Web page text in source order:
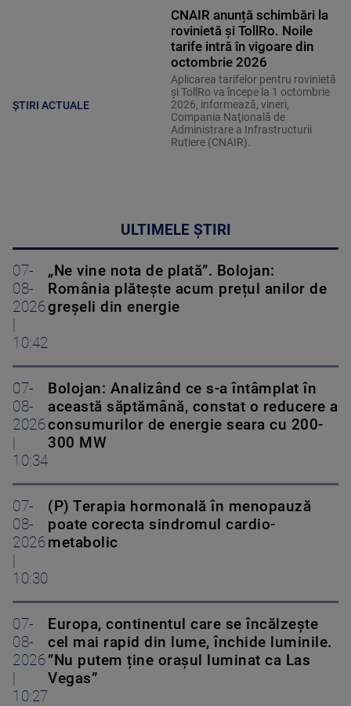
ȘTIRI ACTUALE
CNAIR anunță schimbări la
rovinietă și TollRo. Noile
tarife intră în vigoare din
octombrie 2026
Aplicarea tarifelor pentru rovinietă
şi TollRo va începe la 1 octombrie
2026, informează, vineri,
Compania Naţională de
Administrare a Infrastructurii
Rutiere (CNAIR).
ULTIMELE ȘTIRI
07-
08-
2026
|
10:42
„Ne vine nota de plată”. Bolojan:
România plătește acum prețul anilor de
greșeli din energie
07-
08-
2026
|
10:34
Bolojan: Analizând ce s-a întâmplat în
această săptămână, constat o reducere a
consumurilor de energie seara cu 200-
300 MW
07-
08-
2026
|
10:30
(P) Terapia hormonală în menopauză
poate corecta sindromul cardio-
metabolic
07-
08-
2026
|
10:27
Europa, continentul care se încălzește
cel mai rapid din lume, închide luminile.
”Nu putem ține orașul luminat ca Las
Vegas”